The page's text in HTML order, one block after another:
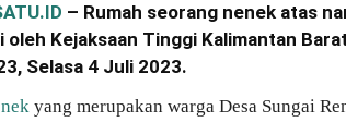
– Rumah seorang nenek atas
oleh Kejaksaan Tinggi Kalimantan
Selasa 4 Juli 2023.
yang merupakan warga Desa Sungai